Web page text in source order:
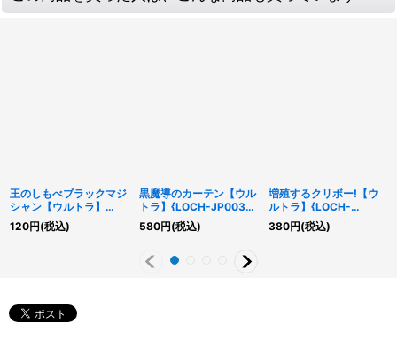
王のしもべブラックマジ
シャン【ウルトラ】
{LOCH-JP001}《モン
スター》
120円(税込)
黒魔導のカーテン【ウル
トラ】{LOCH-JP003}
《魔法》
580円(税込)
増殖するクリボー!【ウ
ルトラ】{LOCH-
JP002}《モンスター》
380円(税込)